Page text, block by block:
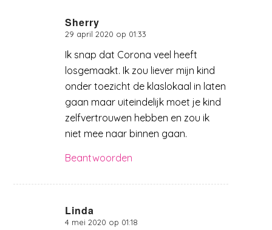
Sherry
zegt:
29 april 2020 op 01:33
Ik snap dat Corona veel heeft
losgemaakt. Ik zou liever mijn kind
onder toezicht de klaslokaal in laten
gaan maar uiteindelijk moet je kind
zelfvertrouwen hebben en zou ik
niet mee naar binnen gaan.
Beantwoorden
Linda
zegt:
4 mei 2020 op 01:18